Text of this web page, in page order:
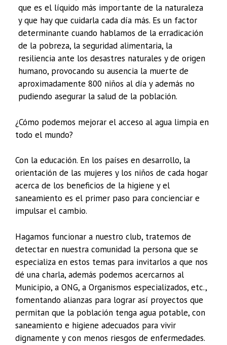
que es el líquido más importante de la naturaleza
y que hay que cuidarla cada día más. Es un factor
determinante cuando hablamos de la erradicación
de la pobreza, la seguridad alimentaria, la
resiliencia ante los desastres naturales y de origen
humano, provocando su ausencia la muerte de
aproximadamente 800 niños al día y además no
pudiendo asegurar la salud de la población.
¿Cómo podemos mejorar el acceso al agua limpia en
todo el mundo?
Con la educación. En los países en desarrollo, la
orientación de las mujeres y los niños de cada hogar
acerca de los beneficios de la higiene y el
saneamiento es el primer paso para concienciar e
impulsar el cambio.
Hagamos funcionar a nuestro club, tratemos de
detectar en nuestra comunidad la persona que se
especializa en estos temas para invitarlos a que nos
dé una charla, además podemos acercarnos al
Municipio, a ONG, a Organismos especializados, etc.,
fomentando alianzas para lograr así proyectos que
permitan que la población tenga agua potable, con
saneamiento e higiene adecuados para vivir
dignamente y con menos riesgos de enfermedades.